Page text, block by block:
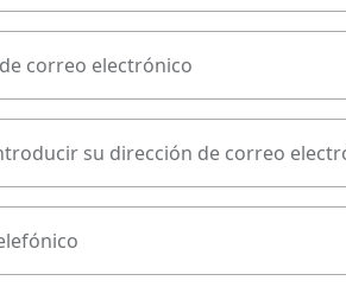
correo electrónico
su dirección de correo